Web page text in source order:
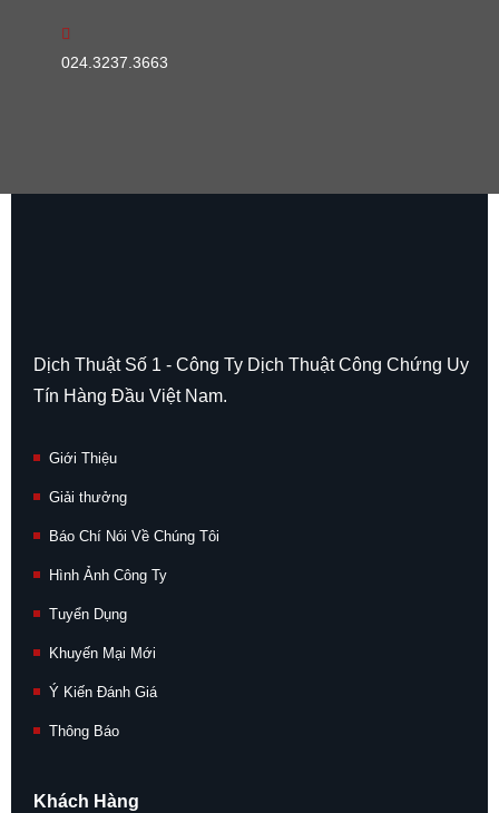
024.3237.3663
Dịch Thuật Số 1 - Công Ty Dịch Thuật Công Chứng Uy
Tín Hàng Đầu Việt Nam.
Giới Thiệu
Giải thưởng
Báo Chí Nói Về Chúng Tôi
Hình Ảnh Công Ty
Tuyển Dụng
Khuyến Mại Mới
Ý Kiến Đánh Giá
Thông Báo
Khách Hàng